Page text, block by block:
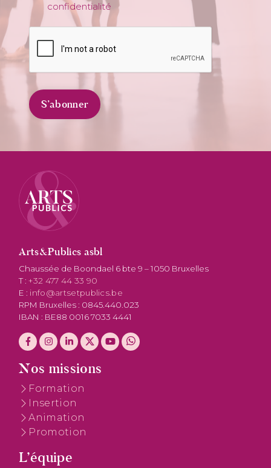
confidentialité
Arts&Publics asbl
Chaussée de Boondael 6 bte 9 – 1050 Bruxelles
T :+32 477 44 33 90
E : info@artsetpublics.be
RPM Bruxelles : 0845.440.023
IBAN : BE88 0016 7033 4441
Nos missions
Formation
Insertion
Animation
Promotion
L’équipe